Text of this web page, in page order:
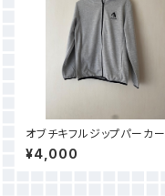
オブチキフルジップパーカー
¥4,000